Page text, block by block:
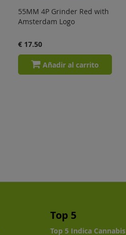
55MM 4P Grinder Red with
Amsterdam Logo
€ 17.50
Añadir al carrito
Top 5
Top 5 Indica Cannabis